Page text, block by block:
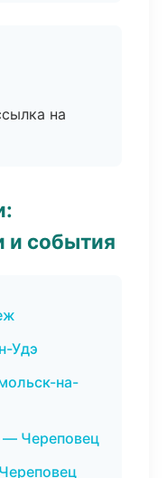
на
и события
Удэ
на-
— Череповец